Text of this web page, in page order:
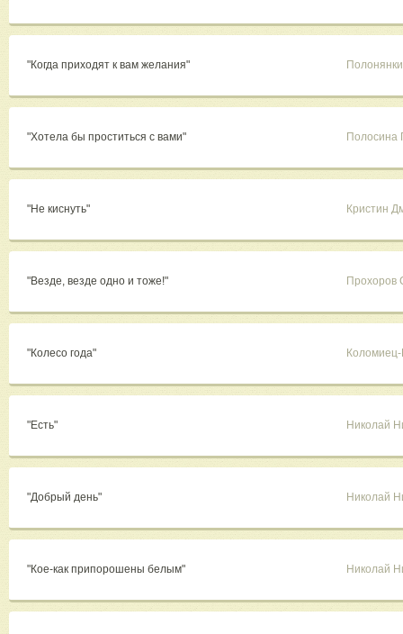
"Когда приходят к вам желания"
"Хотела бы проститься с вами" Полосина
"Не киснуть" Кристин
"Везде, везде одно и тоже!" Прохоров
"Колесо года"
"Есть" Николай
"Добрый день" Николай
"Кое-как припорошены белым" Николай